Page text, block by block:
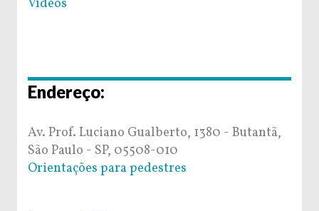
Vídeos
Endereço:
Av. Prof. Luciano Gualberto, 1380 - Butantã,
São Paulo - SP, 05508-010
Orientações para pedestres